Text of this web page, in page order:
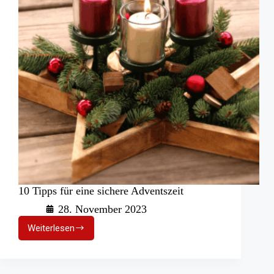
10 Tipps für eine sichere Adventszeit
28. November 2023
Weiterlesen
10
Tipps